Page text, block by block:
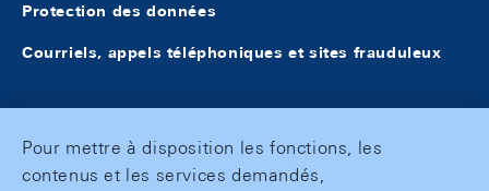
Protection des données
Courriels, appels téléphoniques et sites frauduleux
Pour mettre à disposition les fonctions, les
contenus et les services demandés,